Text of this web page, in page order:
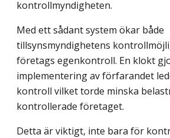
kontrollmyndigheten.
Med ett sådant system ökar både
tillsynsmyndighetens
företags egenkontroll. En klokt
implementering av förfarandet
kontroll vilket torde minska
kontrollerade företaget.
Detta är viktigt, inte bara för